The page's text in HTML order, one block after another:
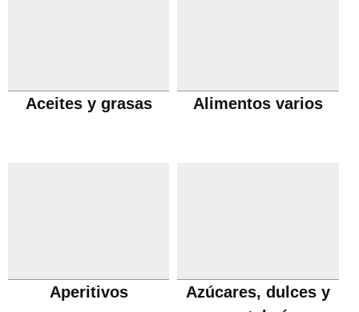
Aceites y grasas Alimentos varios
Aperitivos
Azúcares, dulces y